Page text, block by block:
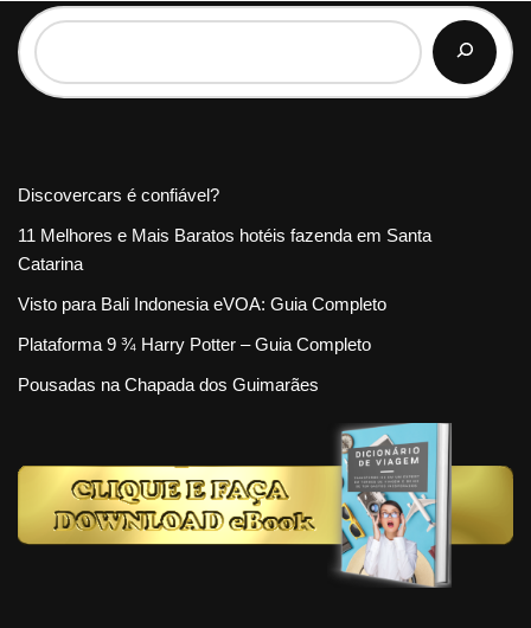
Discovercars é confiável?
11 Melhores e Mais Baratos hotéis fazenda em Santa
Catarina
Visto para Bali Indonesia eVOA: Guia Completo
Plataforma 9 ¾ Harry Potter – Guia Completo
Pousadas na Chapada dos Guimarães